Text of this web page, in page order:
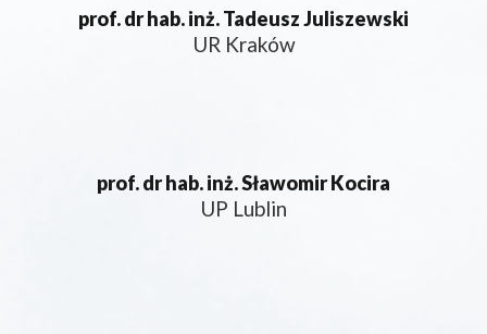
prof. dr hab. inż. Tadeusz Juliszewski
UR Kraków
prof. dr hab. inż. Sławomir Kocira
UP Lublin